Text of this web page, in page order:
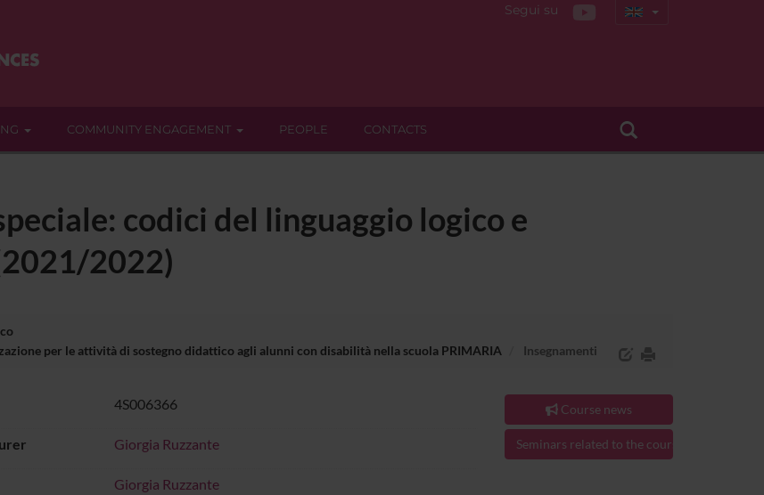
Segui su
COMMUNITY ENGAGEMENT PEOPLE CONTACTS
codici del linguaggio logico e
2022)
per le attività di sostegno didattico agli alunni con disabilità nella scuola PRIMARIA
Insegnamenti
4S006366
Giorgia Ruzzante
Giorgia Ruzzante
Course news
Seminars related to the course